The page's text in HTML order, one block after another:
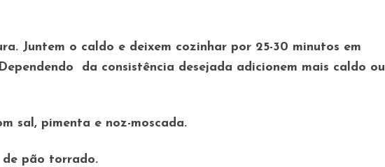
Juntem o caldo e deixem cozinhar por 25-30 minutos em
da consistência desejada adicionem mais caldo ou
sal, pimenta e noz-moscada.
de pão torrado.